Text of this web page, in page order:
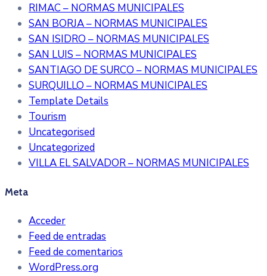
RIMAC – NORMAS MUNICIPALES
SAN BORJA – NORMAS MUNICIPALES
SAN ISIDRO – NORMAS MUNICIPALES
SAN LUIS – NORMAS MUNICIPALES
SANTIAGO DE SURCO – NORMAS MUNICIPALES
SURQUILLO – NORMAS MUNICIPALES
Template Details
Tourism
Uncategorised
Uncategorized
VILLA EL SALVADOR – NORMAS MUNICIPALES
Meta
Acceder
Feed de entradas
Feed de comentarios
WordPress.org